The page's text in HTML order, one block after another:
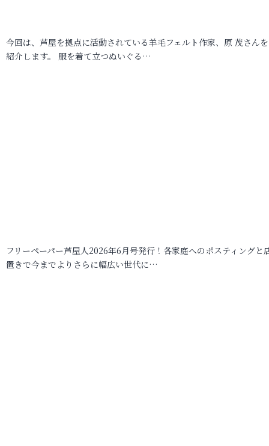
今回は、芦屋を拠点に活動されている羊毛フェルト作家、原 茂さん
紹介します。 服を着て立つぬいぐる…
フリーペーパー芦屋人2026年6月号発行！各家庭へのポスティングと
置きで今までよりさらに幅広い世代に…